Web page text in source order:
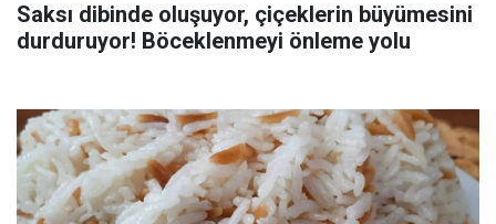
Saksı dibinde oluşuyor, çiçeklerin büyümesini
durduruyor! Böceklenmeyi önleme yolu